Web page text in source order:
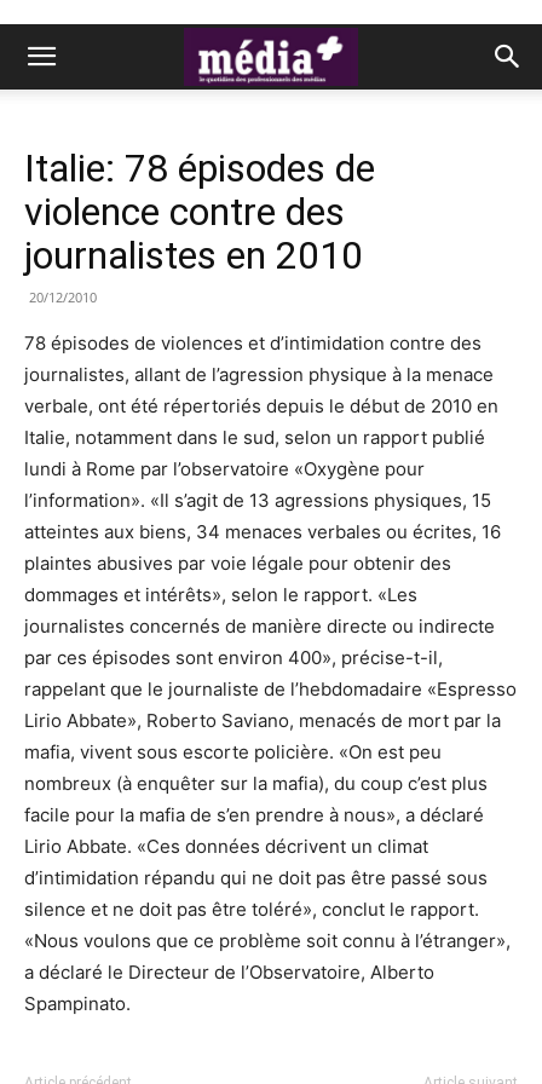
Italie: 78 épisodes de
violence contre des
journalistes en 2010
20/12/2010
78 épisodes de violences et d’intimidation contre des
journalistes, allant de l’agression physique à la menace
verbale, ont été répertoriés depuis le début de 2010 en
Italie, notamment dans le sud, selon un rapport publié
lundi à Rome par l’observatoire «Oxygène pour
l’information». «Il s’agit de 13 agressions physiques, 15
atteintes aux biens, 34 menaces verbales ou écrites, 16
plaintes abusives par voie légale pour obtenir des
dommages et intérêts», selon le rapport. «Les
journalistes concernés de manière directe ou indirecte
par ces épisodes sont environ 400», précise-t-il,
rappelant que le journaliste de l’hebdomadaire «Espresso
Lirio Abbate», Roberto Saviano, menacés de mort par la
mafia, vivent sous escorte policière. «On est peu
nombreux (à enquêter sur la mafia), du coup c’est plus
facile pour la mafia de s’en prendre à nous», a déclaré
Lirio Abbate. «Ces données décrivent un climat
d’intimidation répandu qui ne doit pas être passé sous
silence et ne doit pas être toléré», conclut le rapport.
«Nous voulons que ce problème soit connu à l’étranger»,
a déclaré le Directeur de l’Observatoire, Alberto
Spampinato.